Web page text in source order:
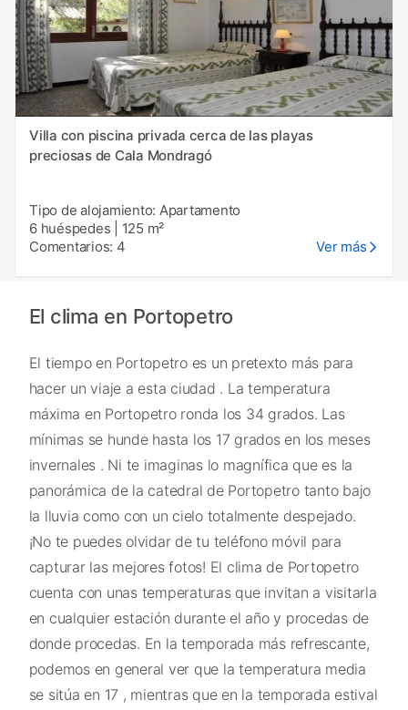
Villa con piscina privada cerca de las playas
preciosas de Cala Mondragó
Tipo de alojamiento: Apartamento
6 huéspedes
125 m²
Comentarios: 4
Ver más
El clima en Portopetro
El tiempo en Portopetro es un pretexto más para
hacer un viaje a esta ciudad . La temperatura
máxima en Portopetro ronda los 34 grados. Las
mínimas se hunde hasta los 17 grados en los meses
invernales . Ni te imaginas lo magnífica que es la
panorámica de la catedral de Portopetro tanto bajo
la lluvia como con un cielo totalmente despejado.
¡No te puedes olvidar de tu teléfono móvil para
capturar las mejores fotos! El clima de Portopetro
cuenta con unas temperaturas que invitan a visitarla
en cualquier estación durante el año y procedas de
donde procedas. En la temporada más refrescante,
podemos en general ver que la temperatura media
se sitúa en 17 , mientras que en la temporada estival